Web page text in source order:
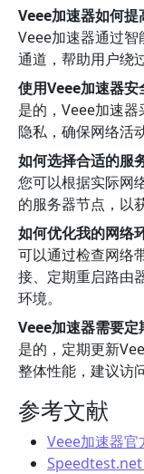
Veee加速器如何提
Veee加速器通过
通道，帮助用户绕
使用Veee加速器安
是的，Veee加速
隐私，确保网络活
如何选择合适的服
您可以根据实际网
的服务器节点，以
如何优化我的网络
可以通过检查网络
接、定期重启路由
环境。
Veee加速器需要定
是的，定期更新
整体性能，建议访
参考文献
Veee加速器官